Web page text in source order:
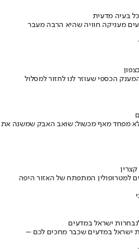
בעיה מדעית
מעניקה חוויה שהיא הרבה מעבר
הכספי שעוזר לנו לחזור למסלול
מפחד מאף מכשול: שואב האבק שמשנה את
למטרופולין המתפתח של האזור היפה
ישראל במדעים
ישראל במדעים שכבר מחכים לכם –